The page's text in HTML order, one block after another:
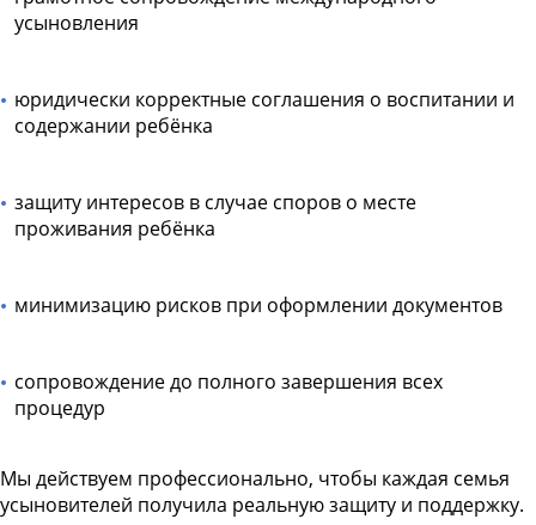
усыновления
юридически корректные соглашения о воспитании и
содержании ребёнка
защиту интересов в случае споров о месте
проживания ребёнка
минимизацию рисков при оформлении документов
сопровождение до полного завершения всех
процедур
Мы действуем профессионально, чтобы каждая семья
усыновителей получила реальную защиту и поддержку.